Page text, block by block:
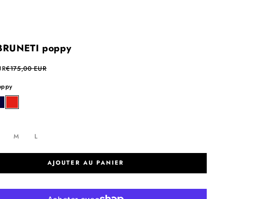
poppy
Prix normal
€175,00 EUR
kisspoppy
M L
AJOUTER AU PANIER